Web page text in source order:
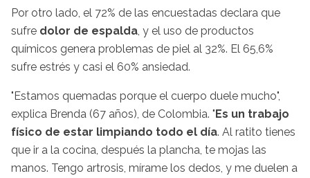
Por otro lado, el 72% de las encuestadas declara que
sufre dolor de espalda, y el uso de productos
químicos genera problemas de piel al 32%. El 65,6%
sufre estrés y casi el 60% ansiedad.
"Estamos quemadas porque el cuerpo duele mucho",
explica Brenda (67 años), de Colombia. "Es un trabajo
físico de estar limpiando todo el día. Al ratito tienes
que ir a la cocina, después la plancha, te mojas las
manos. Tengo artrosis, mírame los dedos, y me duelen a